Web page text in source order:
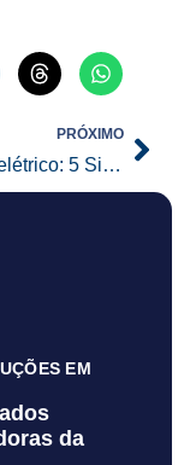
PRÓXIMO
Sistema elétrico: 5 Sinais de que você precisa contratar um serviço de manutenção.
EM
da